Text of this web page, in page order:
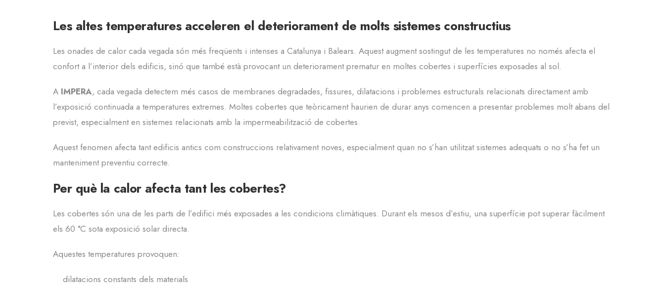
Les altes temperatures acceleren el deteriorament de molts sistemes constructius
Les onades de calor cada vegada són més freqüents i intenses a Catalunya i Balears. Aquest augment sostingut de les temperatures no només afecta el
confort a l’interior dels edificis, sinó que també està provocant un deteriorament prematur en moltes cobertes i superfícies exposades al sol.
A IMPERA, cada vegada detectem més casos de membranes degradades, fissures, dilatacions i problemes estructurals relacionats directament amb
l’exposició continuada a temperatures extremes. Moltes cobertes que teòricament haurien de durar anys comencen a presentar problemes molt abans del
previst, especialment en sistemes relacionats amb la impermeabilització de cobertes.
Aquest fenomen afecta tant edificis antics com construccions relativament noves, especialment quan no s’han utilitzat sistemes adequats o no s’ha fet un
manteniment preventiu correcte.
Per què la calor afecta tant les cobertes?
Les cobertes són una de les parts de l’edifici més exposades a les condicions climàtiques. Durant els mesos d’estiu, una superfície pot superar fàcilment
els 60 °C sota exposició solar directa.
Aquestes temperatures provoquen:
dilatacions constants dels materials